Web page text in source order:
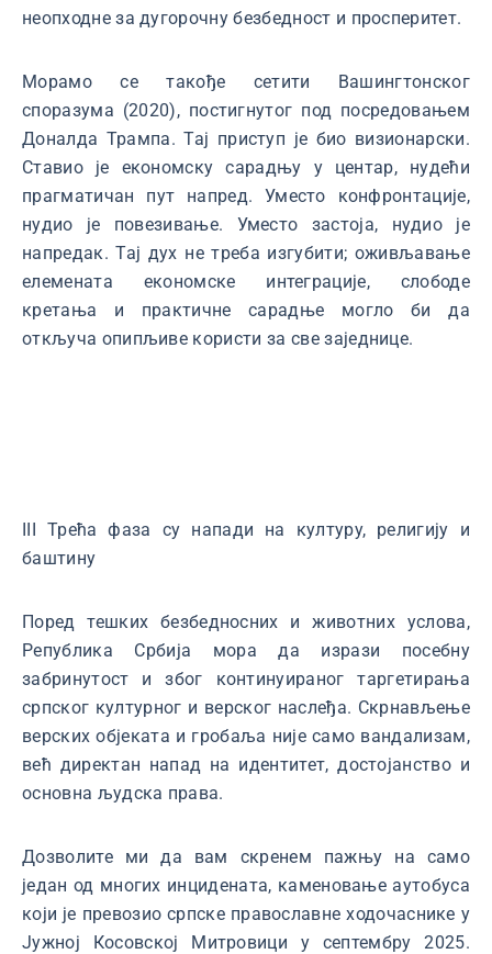
неопходне за дугорочну безбедност и просперитет.
Морамо се такође сетити Вашингтонског
споразума (2020), постигнутог под посредовањем
Доналда Трампа. Тај приступ је био визионарски.
Ставио је економску сарадњу у центар, нудећи
прагматичан пут напред. Уместо конфронтације,
нудио је повезивање. Уместо застоја, нудио је
напредак. Тај дух не треба изгубити; оживљавање
елемената економске интеграције, слободе
кретања и практичне сарадње могло би да
откључа опипљиве користи за све заједнице.
III Трећа фаза су напади на културу, религију и
баштину
Поред тешких безбедносних и животних услова,
Република Србија мора да изрази посебну
забринутост и због континуираног таргетирања
српског културног и верског наслеђа. Скрнављење
верских објеката и гробаља није само вандализам,
већ директан напад на идентитет, достојанство и
основна људска права.
Дозволите ми да вам скренем пажњу на само
један од многих инцидената, каменовање аутобуса
који је превозио српске православне ходочаснике у
Јужној Косовској Митровици у септембру 2025.